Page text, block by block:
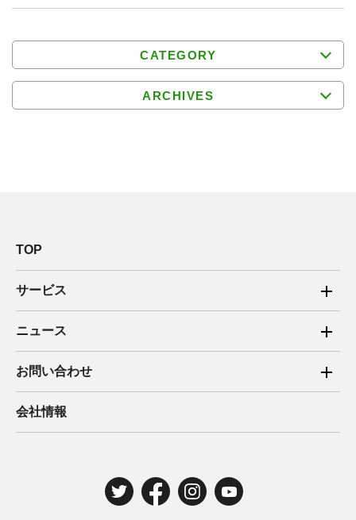
CATEGORY
ARCHIVES
TOP
サービス
ご家庭向け電力サービス
法人向け脱炭素サービス
住宅用太陽光売電 卒FIT
ニュース
2025年
2024年
お問い合わせ
ご家庭向け電力サービス・卒FIT電気の売電
法人向け脱炭素サービス・新電力向けサービス
電気工事のお申込み
会社情報